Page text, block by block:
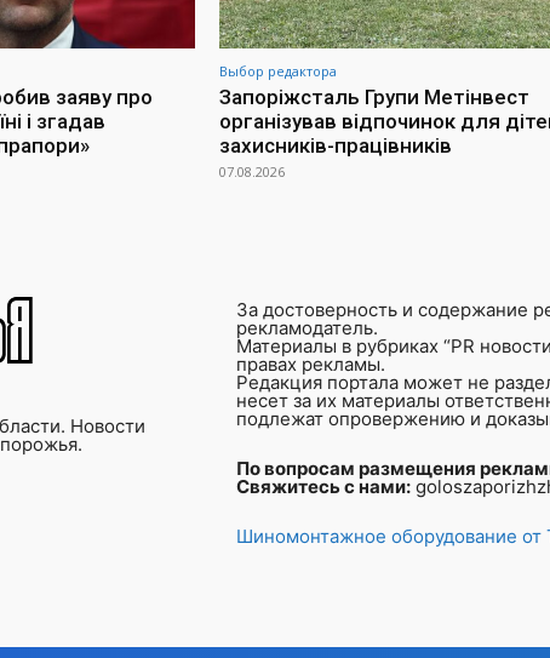
заяву про
і згадав
Выбор редактора
Запоріжсталь Групи Метінвест
організував відпочинок для
захисників-працівників
07.08.2026
Новости
За достоверность и содержание
рекламодатель.
Материалы в рубриках “PR
правах рекламы.
Редакция портала может не
несет за их материалы
подлежат опровержению и
По вопросам размещения
Свяжитесь с нами:
Шиномонтажное оборудование от